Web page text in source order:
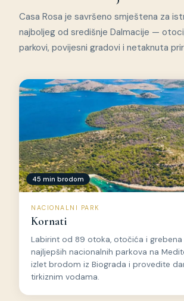
Casa Rosa je savršeno smještena za
najboljeg od središnje Dalmacije —
parkovi, povijesni gradovi i netaknuta
45 min brodom
NACIONALNI PARK
Kornati
Labirint od 89 otoka, otočića i
najljepših nacionalnih parkova na
izlet brodom iz Biograda i provedite
tirkiznim vodama.